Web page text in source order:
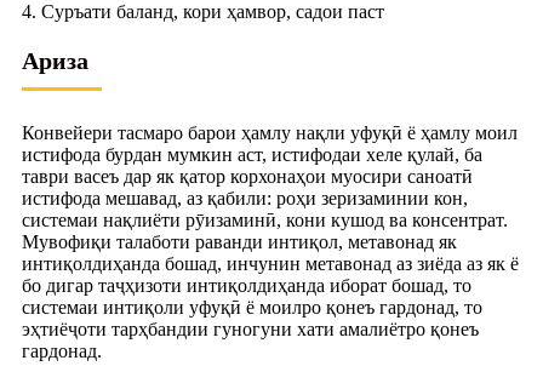
4. Суръати баланд, кори ҳамвор, садои паст
Ариза
Конвейери тасмаро барои ҳамлу нақли уфуқӣ ё ҳамлу моил
истифода бурдан мумкин аст, истифодаи хеле қулай, ба
таври васеъ дар як қатор корхонаҳои муосири саноатӣ
истифода мешавад, аз қабили: роҳи зеризаминии кон,
системаи нақлиёти рӯизаминӣ, кони кушод ва консентрат.
Мувофиқи талаботи раванди интиқол, метавонад як
интиқолдиҳанда бошад, инчунин метавонад аз зиёда аз як ё
бо дигар таҷҳизоти интиқолдиҳанда иборат бошад, то
системаи интиқоли уфуқӣ ё моилро қонеъ гардонад, то
эҳтиёҷоти тарҳбандии гуногуни хати амалиётро қонеъ
гардонад.